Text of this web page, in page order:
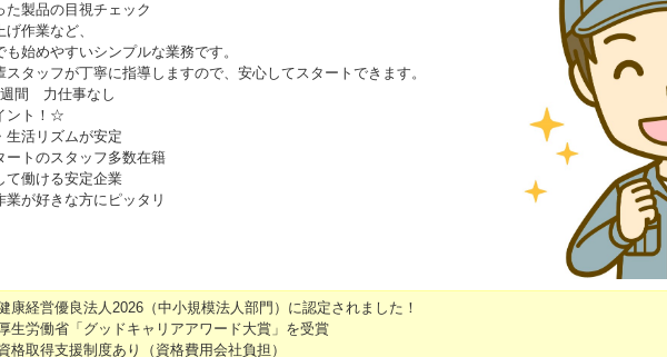
た製品の目視チェック
げ作業など、
も始めやすいシンプルな業務です。
スタッフが丁寧に指導しますので、安心してスタートできます。
週間 力仕事なし
ント！☆
生活リズムが安定
ートのスタッフ多数在籍
て働ける安定企業
業が好きな方にピッタリ
康経営優良法人2026（中小規模法人部門）に認定されました！
生労働省「グッドキャリアアワード大賞」を受賞
格取得支援制度あり（資格費用会社負担）